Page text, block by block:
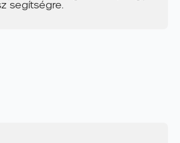
segítségre.